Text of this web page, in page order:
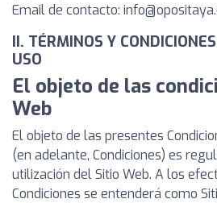
Email de contacto:
II. TÉRMINOS Y
USO
El objeto de las
Web
El objeto de las presentes
(en adelante, Condiciones) es
utilización del Sitio Web. A los
Condiciones se entenderá como